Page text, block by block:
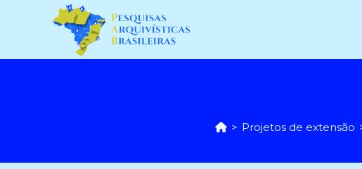
conteúdo
> Projetos de extensão